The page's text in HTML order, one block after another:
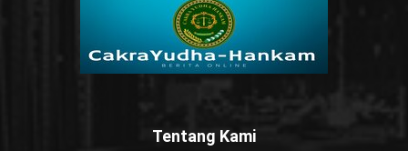
Tentang Kami